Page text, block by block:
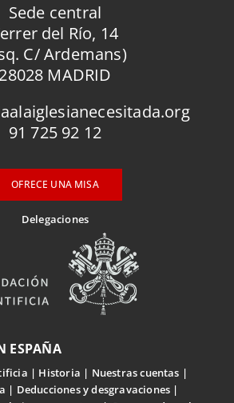
Sede central
del Río, 14
C/ Ardemans)
28028 MADRID
91 725 92 12
OFRECE UNA MISA
Delegaciones
ESPAÑA
Historia
Nuestras cuentas
Deducciones y desgravaciones